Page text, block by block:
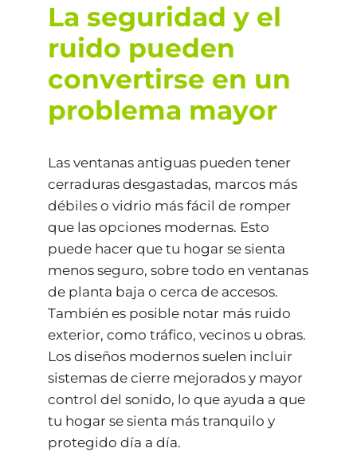
La seguridad y el
ruido pueden
convertirse en un
problema mayor
Las ventanas antiguas pueden tener
cerraduras desgastadas, marcos más
débiles o vidrio más fácil de romper
que las opciones modernas. Esto
puede hacer que tu hogar se sienta
menos seguro, sobre todo en ventanas
de planta baja o cerca de accesos.
También es posible notar más ruido
exterior, como tráfico, vecinos u obras.
Los diseños modernos suelen incluir
sistemas de cierre mejorados y mayor
control del sonido, lo que ayuda a que
tu hogar se sienta más tranquilo y
protegido día a día.